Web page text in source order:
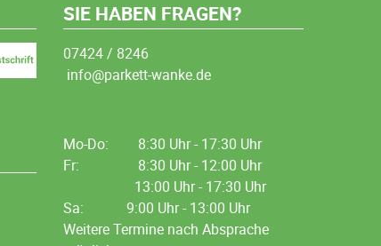
SIE HABEN FRAGEN?
07424 / 8246
info@parkett-wanke.de
Mo-Do:
8:30 Uhr - 17:30 Uhr
Fr:
8:30 Uhr - 12:00 Uhr
13:00 Uhr - 17:30 Uhr
Sa: 9:00 Uhr - 13:00 Uhr
Weitere Termine nach Absprache